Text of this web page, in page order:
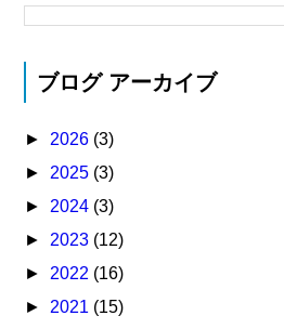
ブログ アーカイブ
► 2026 (3)
► 2025 (3)
► 2024 (3)
► 2023 (12)
► 2022 (16)
► 2021 (15)